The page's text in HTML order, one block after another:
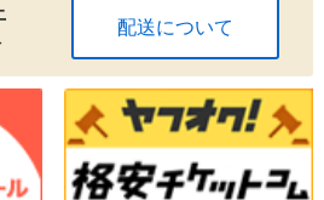
配送について